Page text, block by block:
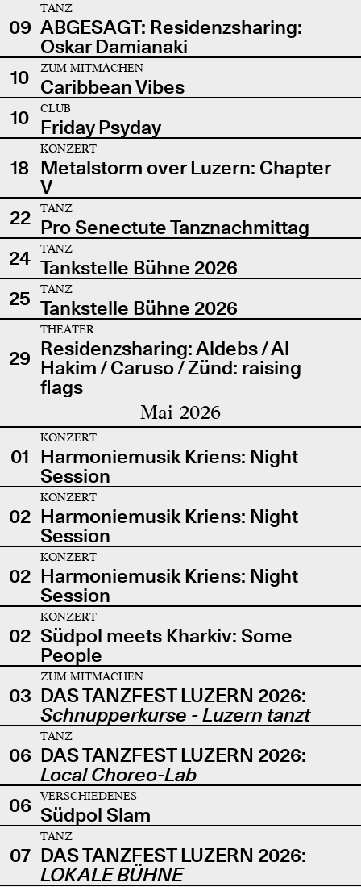
09
TANZ
ABGESAGT: Residenzsharing:
Oskar Damianaki
10
ZUM MITMACHEN
Caribbean Vibes
10
CLUB
Friday Psyday
18
KONZERT
Metalstorm over Luzern: Chapter
V
22
TANZ
Pro Senectute Tanznachmittag
24
TANZ
Tankstelle Bühne 2026
25
TANZ
Tankstelle Bühne 2026
29
THEATER
Residenzsharing: Aldebs / Al
Hakim / Caruso / Zünd: raising
flags
Mai 2026
01
KONZERT
Harmoniemusik Kriens: Night
Session
02
KONZERT
Harmoniemusik Kriens: Night
Session
02
KONZERT
Harmoniemusik Kriens: Night
Session
02
KONZERT
Südpol meets Kharkiv: Some
People
03
ZUM MITMACHEN
DAS TANZFEST LUZERN 2026:
Schnupperkurse - Luzern tanzt
06
TANZ
DAS TANZFEST LUZERN 2026:
Local Choreo-Lab
06
VERSCHIEDENES
Südpol Slam
07
TANZ
DAS TANZFEST LUZERN 2026:
LOKALE BÜHNE